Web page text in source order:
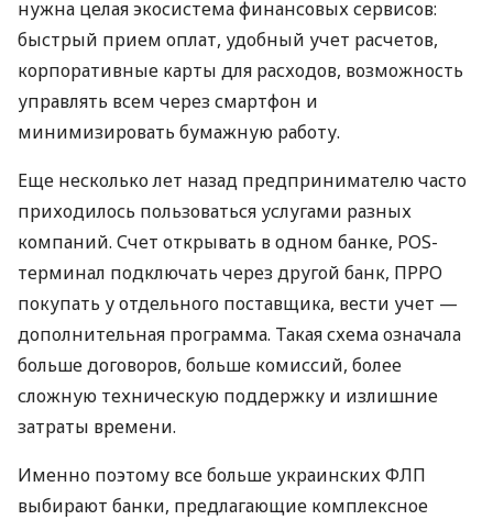
нужна целая экосистема финансовых сервисов:
быстрый прием оплат, удобный учет расчетов,
корпоративные карты для расходов, возможность
управлять всем через смартфон и
минимизировать бумажную работу.
Еще несколько лет назад предпринимателю часто
приходилось пользоваться услугами разных
компаний. Счет открывать в одном банке, POS-
терминал подключать через другой банк, ПРРО
покупать у отдельного поставщика, вести учет —
дополнительная программа. Такая схема означала
больше договоров, больше комиссий, более
сложную техническую поддержку и излишние
затраты времени.
Именно поэтому все больше украинских ФЛП
выбирают банки, предлагающие комплексное